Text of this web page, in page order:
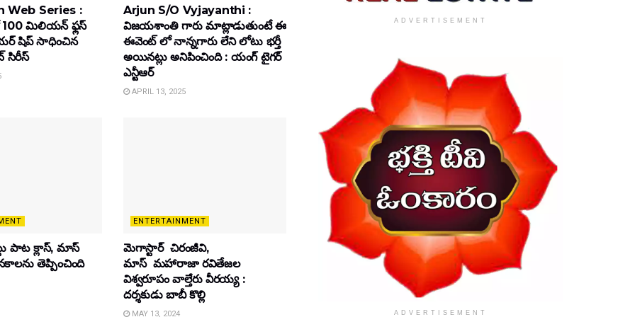
Web Series :
మిలియన్ ఫ్లస్
షిప్ సాధించిన
సిరీస్
Arjun S/O Vyjayanthi :
విజయశాంతి గారు మాట్లాడుతుంటే ఈ
ఈవెంట్ లో నాన్నగారు లేని లోటు భర్తీ
అయినట్లు అనిపించింది : యంగ్ టైగర్
ఎన్టీఆర్
APRIL 13, 2025
పాట క్లాస్, మాస్
తెప్పించింది
ENTERTAINMENT
మెగాస్టార్ చిరంజీవి,
మాస్ మహారాజా రవితేజల
విశ్వరూపం వాల్తేరు వీరయ్య :
దర్శకుడు బాబీ కొల్లి
MAY 13, 2024
ADVERTISEMENT
ADVERTISEMENT